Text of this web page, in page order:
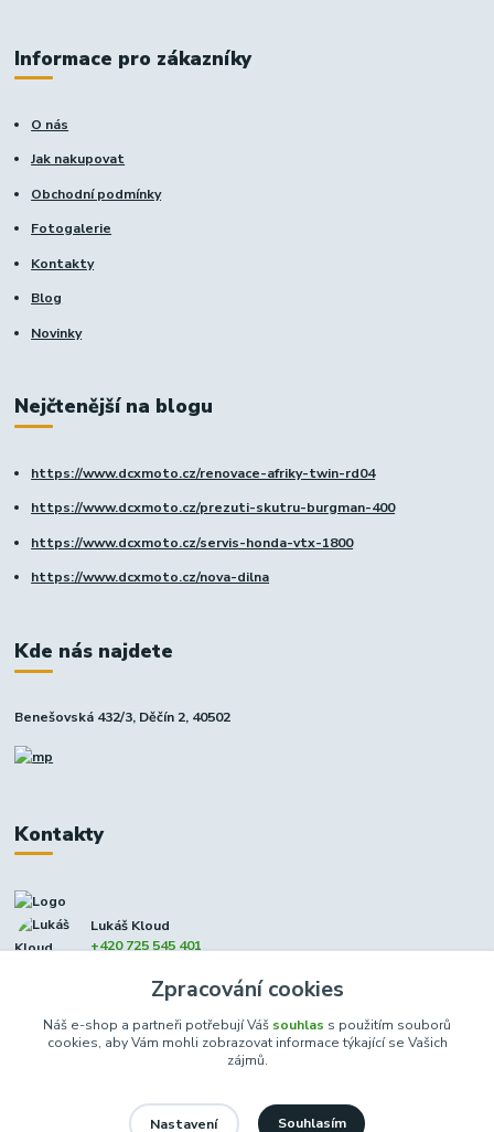
Informace pro zákazníky
O nás
Jak nakupovat
Obchodní podmínky
Fotogalerie
Kontakty
Blog
Novinky
Nejčtenější na blogu
https://www.dcxmoto.cz/renovace-afriky-twin-rd04
https://www.dcxmoto.cz/prezuti-skutru-burgman-400
https://www.dcxmoto.cz/servis-honda-vtx-1800
https://www.dcxmoto.cz/nova-dilna
Kde nás najdete
Benešovská 432/3, Děčín 2, 40502
Kontakty
Lukáš Kloud
+420 725 545 401
Zpracování cookies
Náš e-shop a partneři potřebují Váš souhlas s použitím souborů
cookies, aby Vám mohli zobrazovat informace týkající se Vašich
zájmů.
Nastavení Souhlasím